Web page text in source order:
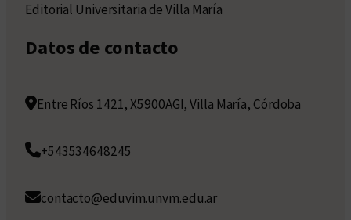
Editorial Universitaria de Villa María
Datos de contacto
Entre Ríos 1421, X5900AGI, Villa María, Córdoba
+543534648245
contacto@eduvim.unvm.edu.ar